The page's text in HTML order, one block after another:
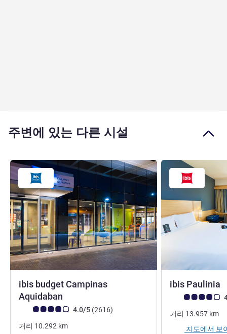
주변에 있는 다른 시설
ibis budget Campinas
Aquidaban
고객 평점 (ALL 평가)
4.0/5 (2616리뷰
)
거리 10.292 km
ibis Paulinia
고객 평점 (ALL 평
거리 13.957 km
지도에서 보